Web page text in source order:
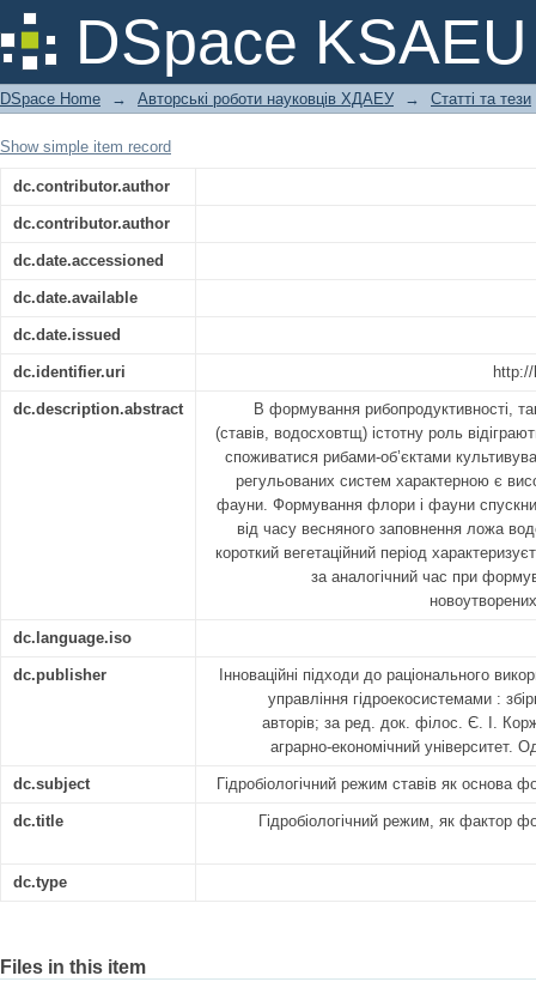
DSpace KSAEU
Гідробіологічний режим, як
нагульних ставів.
DSpace Home → Авторські роботи науковців ХДАЕУ → Статті та тези
Show simple item record
dc.contributor.author
dc.contributor.author
dc.date.accessioned
dc.date.available
dc.date.issued
dc.identifier.uri
dc.description.abstract
В формування рибопродуктивності,
(ставів, водосховтщ) істотну роль
споживатися рибами-об’єктами
регульованих систем характерною є
фауни. Формування флори і фауни
від часу весняного заповнення ложа
короткий вегетаційний період
за аналогічний час при
dc.language.iso
dc.publisher
Інноваційні підходи до раціонального
управління гідроекосистемами :
авторів; за ред. док. філос. Є. І.
аграрно-економічний університет.
dc.subject Гідробіологічний режим ставів як основа
dc.title Гідробіологічний режим, як фактор
dc.type
Files in this item